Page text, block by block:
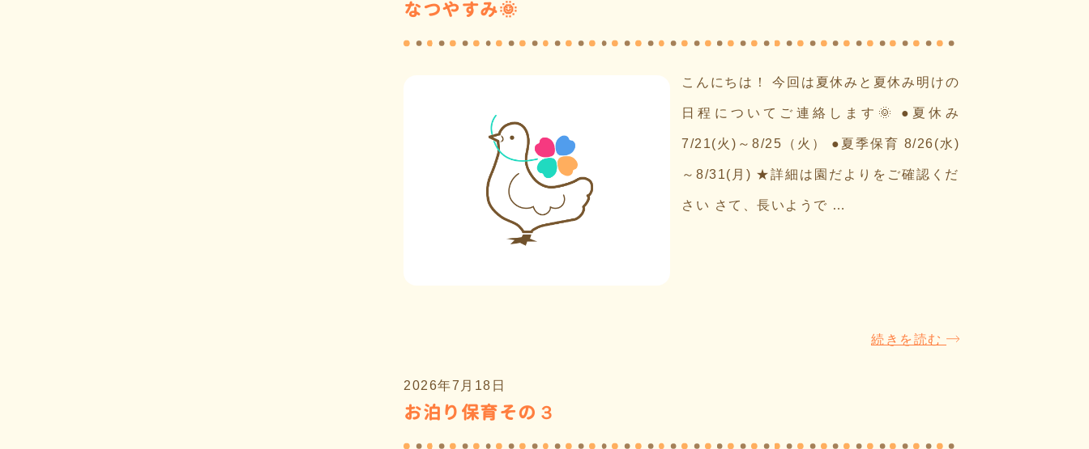
なつやすみ🌞
こんにちは！ 今回は夏休みと夏休み明けの
日程についてご連絡します🌞 ●夏休み
7/21(火)～8/25（火） ●夏季保育 8/26(水)
～8/31(月) ★詳細は園だよりをご確認くだ
さい さて、長いようで …
続きを読む
2026年7月18日
お泊り保育その３